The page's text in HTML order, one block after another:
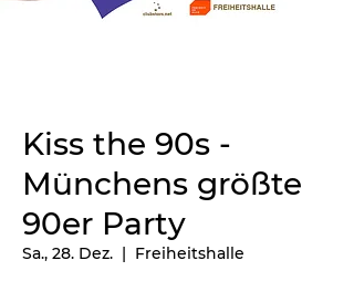
Kiss the 90s -
Münchens größte
90er Party
Sa., 28. Dez.
  |
Freiheitshalle